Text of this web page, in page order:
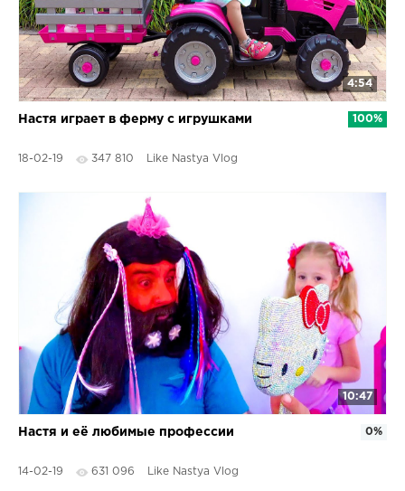
4:54
Настя играет в ферму с игрушками
18-02-19 347 810 Like Nastya Vlog
100%
10:47
Настя и её любимые профессии
14-02-19 631 096 Like Nastya Vlog
0%